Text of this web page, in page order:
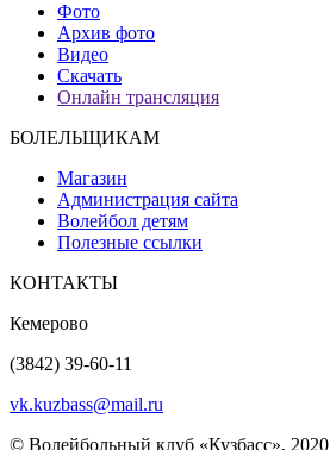
Фото
Архив фото
Видео
Скачать
Онлайн трансляция
БОЛЕЛЬЩИКАМ
Магазин
Администрация сайта
Волейбол детям
Полезные ссылки
КОНТАКТЫ
Кемерово
(3842) 39-60-11
vk.kuzbass@mail.ru
© Волейбольный клуб «Кузбасс», 2020